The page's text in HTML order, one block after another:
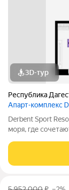
3D-тур
Республика
Апарт-комплекс
Derbent Sport Resort недвижимость на берегу
моря, где
учитывают все